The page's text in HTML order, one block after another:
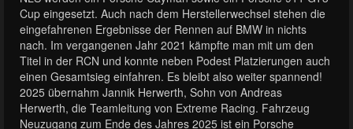
Cup eingesetzt. Auch nach dem Herstellerwechsel stehen die
eingefahrenen Ergebnisse der Rennen auf BMW in nichts
nach. Im vergangenen Jahr 2021 kämpfte man mit um den
Titel in der RCN und konnte neben Podest Platzierungen auch
einen Gesamtsieg einfahren. Es bleibt also weiter spannend!
2025 übernahm Jannik Herwerth, Sohn von Andreas
Herwerth, die Teamleitung von Extreme Racing. Fahrzeug
Neuzugang zum Ende des Jahres 2025 ist ein Porsche